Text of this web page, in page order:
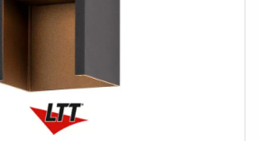
12V / 2Ah • Chargeur • Cible •